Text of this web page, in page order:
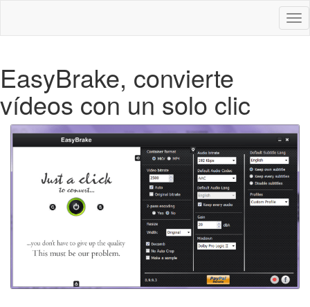
EasyBrake, convierte
vídeos con un solo clic